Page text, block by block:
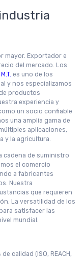
mayor. Exportador e
del mercado. Los
es uno de los
y nos especializamos
productos
experiencia y
un socio confiable
una amplia gama de
aplicaciones,
y la agricultura.
cadena de suministro
el comercio
a fabricantes
Nuestra
que requieren
La versatilidad de los
satisfacer las
mundial.
calidad (ISO, REACH,